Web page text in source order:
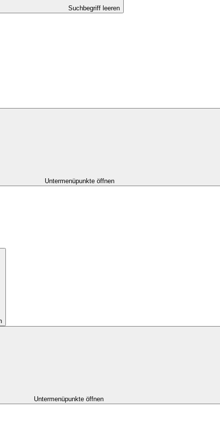
Suchbegriff leeren
Untermenüpunkte öffnen
Untermenüpunkte öffnen